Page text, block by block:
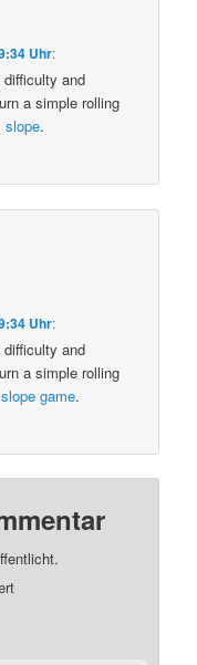
Uhr:
and
a simple rolling
slope.
Uhr:
and
a simple rolling
slope game.